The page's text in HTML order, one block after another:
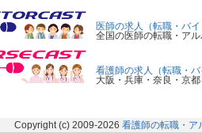
医師の求人（転職・バ
全国の医師の転職・ア
看護師の求人（転職・
大阪・兵庫・奈良・京
Copyright (c) 2009-2026 看護師の転職・ア